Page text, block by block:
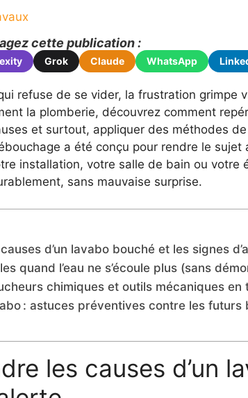
cette publication :
Grok Claude WhatsApp
refuse de se vider, la frustration grimpe
la plomberie, découvrez comment
et surtout, appliquer des méthodes
a été conçu pour rendre le
installation, votre salle de bain ou votre
sans mauvaise surprise.
d’un lavabo bouché et les signes
quand l’eau ne s’écoule plus (sans
chimiques et outils mécaniques en
: astuces préventives contre les futurs
les causes d’un